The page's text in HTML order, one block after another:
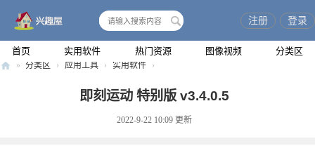
首页 实用软件 热门资源 图像视频 分类区
注册 登录
» 分类区 › 应用工具 › 实用软件 ›
即刻运动 特别版 v3.4.0.5
2022-9-22 10:09 更新